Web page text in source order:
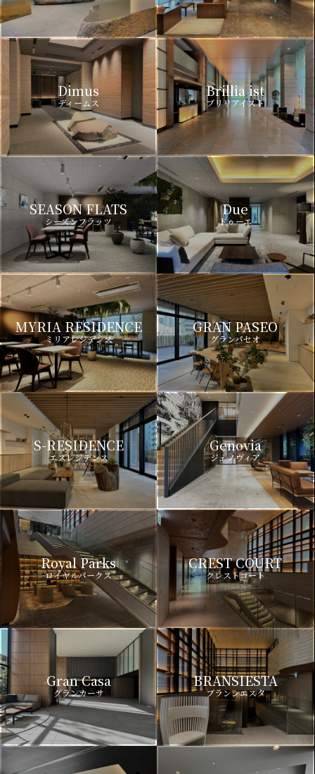
Dimus
ディームス
Brillia ist
ブリリアイスト
SEASON FLATS
シーズンフラッツ
Due
ドゥーエ
MYRIA RESIDENCE
ミリアレジデンス
GRAN PASEO
グランパセオ
S-RESIDENCE
エスレジデンス
Genovia
ジェノヴィア
Royal Parks
ロイヤルパークス
CREST COURT
クレストコート
Gran Casa
グランカーサ
BRANSIESTA
ブランシエスタ